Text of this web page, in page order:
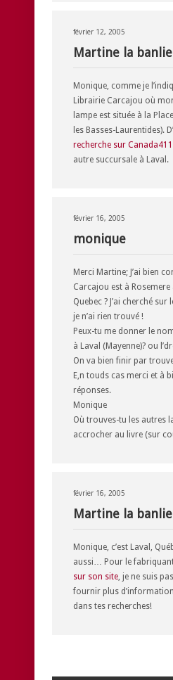
février 12, 2005
Martine la
Monique, comme je
Librairie Carcajou où
lampe est située à la
les Basses-Laurentides).
recherche sur Canada411
autre succursale à Laval.
février 16, 2005
monique
Merci Martine; J’ai bien
Carcajou est à Rosemere
Quebec ? J’ai cherché sur
je n’ai rien trouvé !
Peux-tu me donner le
à Laval (Mayenne)? ou
On va bien finir par
E,n touds cas merci et à
réponses.
Monique
Où trouves-tu les autres
accrocher au livre (sur
février 16, 2005
Martine la
Monique, c’est Laval,
aussi… Pour le
sur son site , je ne suis
fournir plus
dans tes recherches!